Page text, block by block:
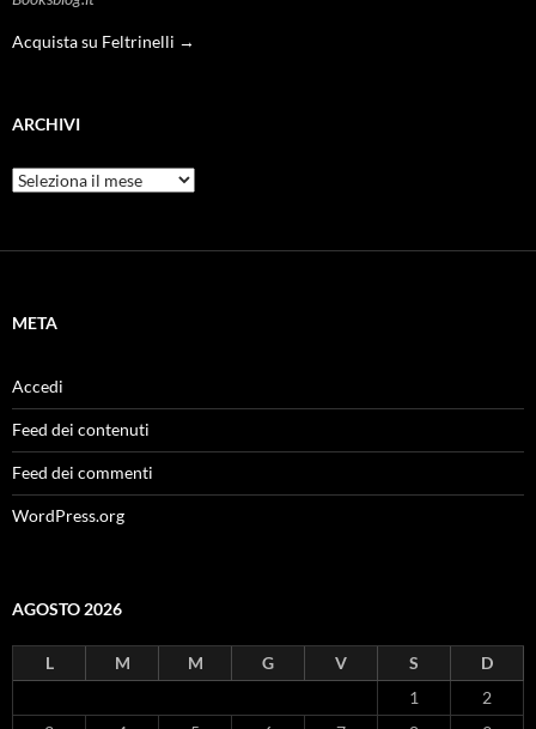
Acquista su Feltrinelli →
ARCHIVI
Archivi
META
Accedi
Feed dei contenuti
Feed dei commenti
WordPress.org
AGOSTO 2026
L M M G V S
D
1
2